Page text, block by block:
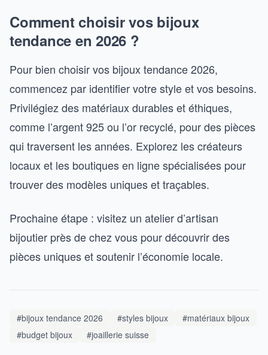
Comment choisir vos bijoux
tendance en 2026 ?
Pour bien choisir vos bijoux tendance 2026,
commencez par identifier votre style et vos besoins.
Privilégiez des matériaux durables et éthiques,
comme l’argent 925 ou l’or recyclé, pour des pièces
qui traversent les années. Explorez les créateurs
locaux et les boutiques en ligne spécialisées pour
trouver des modèles uniques et traçables.
Prochaine étape : visitez un atelier d’artisan
bijoutier près de chez vous pour découvrir des
pièces uniques et soutenir l’économie locale.
#bijoux tendance 2026 #styles bijoux
#matériaux bijoux
#budget bijoux
#joaillerie suisse